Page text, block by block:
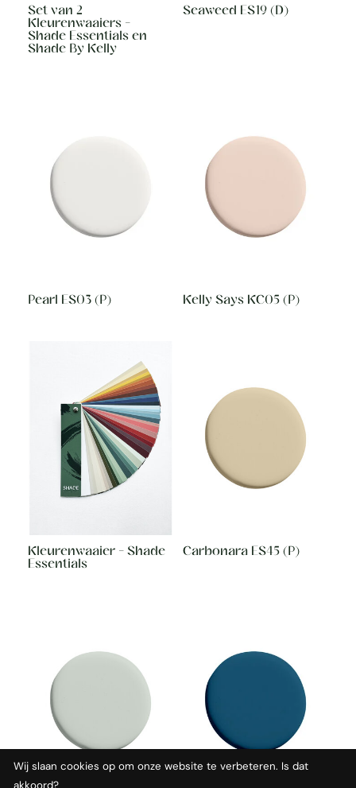
Set van 2
Kleurenwaaiers -
Shade Essentials en
Shade By Kelly
Seaweed ES19 (D)
Pearl ES03 (P) Kelly Says KC05 (P)
Kleurenwaaier - Shade
Essentials
Carbonara ES45 (P)
Wij slaan cookies op om onze website te verbeteren. Is dat
akkoord?